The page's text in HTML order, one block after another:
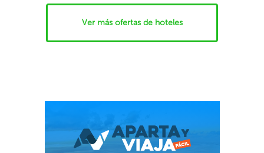
Ver más ofertas de hoteles